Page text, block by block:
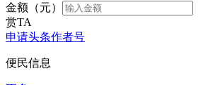
金额（元）
赏TA
申请头条作者号
便民信息